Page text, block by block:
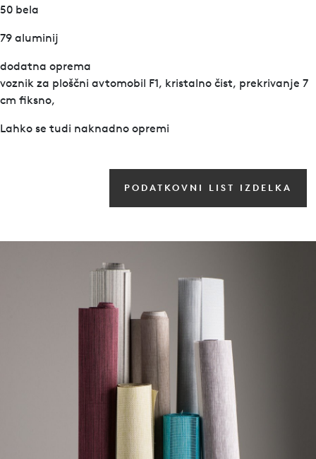
50 bela
79 aluminij
dodatna oprema
voznik za ploščni avtomobil F1, kristalno čist, prekrivanje 7
cm fiksno,
Lahko se tudi naknadno opremi
PODATKOVNI LIST IZDELKA